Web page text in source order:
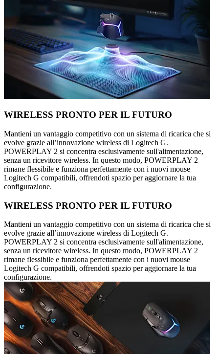
WIRELESS PRONTO PER IL FUTURO
Mantieni un vantaggio competitivo con un sistema di ricarica che si
evolve grazie all’innovazione wireless di Logitech G.
POWERPLAY 2 si concentra esclusivamente sull'alimentazione,
senza un ricevitore wireless. In questo modo, POWERPLAY 2
rimane flessibile e funziona perfettamente con i nuovi mouse
Logitech G compatibili, offrendoti spazio per aggiornare la tua
configurazione.
WIRELESS PRONTO PER IL FUTURO
Mantieni un vantaggio competitivo con un sistema di ricarica che si
evolve grazie all’innovazione wireless di Logitech G.
POWERPLAY 2 si concentra esclusivamente sull'alimentazione,
senza un ricevitore wireless. In questo modo, POWERPLAY 2
rimane flessibile e funziona perfettamente con i nuovi mouse
Logitech G compatibili, offrendoti spazio per aggiornare la tua
configurazione.